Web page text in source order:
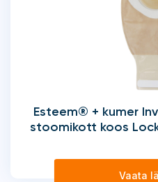
Esteem® + kumer
stoomikott koos
Vaata